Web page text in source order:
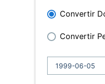
Convertir
Convertir